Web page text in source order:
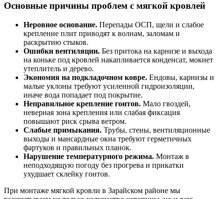
Основные причины проблем с мягкой кровлей
Неровное основание. Перепады ОСП, щели и слабое
крепление плит приводят к волнам, заломам и
раскрытию стыков.
Ошибки вентиляции. Без притока на карнизе и выхода
на коньке под кровлей накапливается конденсат, мокнет
утеплитель и дерево.
Экономия на подкладочном ковре. Ендовы, карнизы и
малые уклоны требуют усиленной гидроизоляции,
иначе вода попадает под покрытие.
Неправильное крепление гонтов. Мало гвоздей,
неверная зона крепления или слабая фиксация
повышают риск срыва ветром.
Слабые примыкания. Трубы, стены, вентиляционные
выходы и мансардные окна требуют герметичных
фартуков и правильных планок.
Нарушение температурного режима. Монтаж в
неподходящую погоду без прогрева и прикатки
ухудшает склейку гонтов.
При монтаже мягкой кровли в Зарайском районе мы